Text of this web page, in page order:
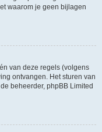
waarom je geen bijlagen
van deze regels (volgens
ontvangen. Het sturen van
beheerder, phpBB Limited